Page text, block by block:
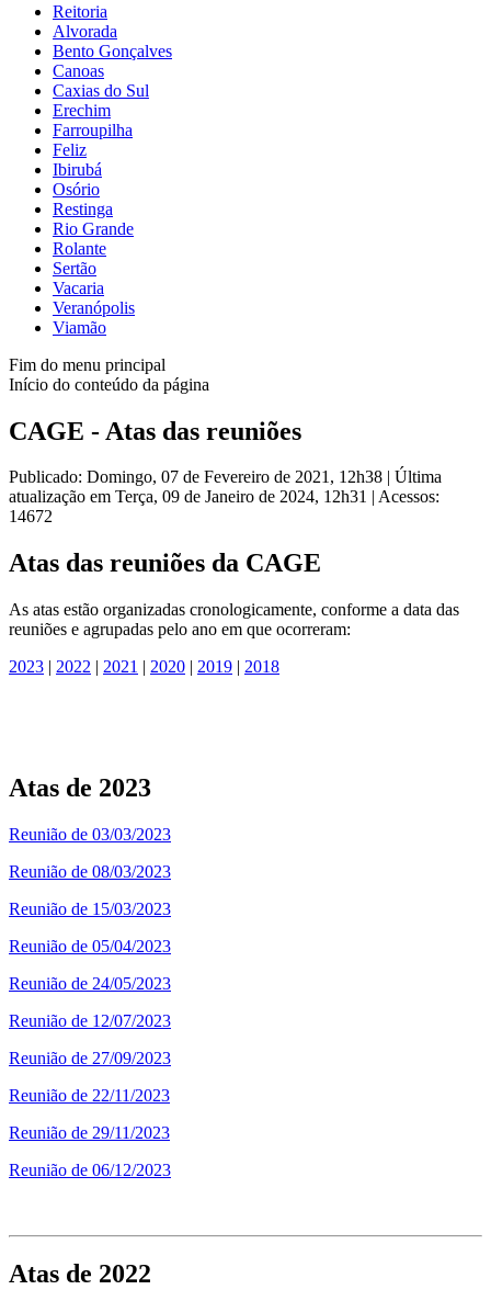
Reitoria
Alvorada
Bento Gonçalves
Canoas
Caxias do Sul
Erechim
Farroupilha
Feliz
Ibirubá
Osório
Restinga
Rio Grande
Rolante
Sertão
Vacaria
Veranópolis
Viamão
Fim do menu principal
Início do conteúdo da página
CAGE - Atas das reuniões
Publicado: Domingo, 07 de Fevereiro de 2021, 12h38 | Última
atualização em Terça, 09 de Janeiro de 2024, 12h31 | Acessos:
14672
Atas das reuniões da CAGE
As atas estão organizadas cronologicamente, conforme a data das
reuniões e agrupadas pelo ano em que ocorreram:
2023 | 2022 | 2021 | 2020 | 2019 | 2018
Atas de 2023
Reunião de 03/03/2023
Reunião de 08/03/2023
Reunião de 15/03/2023
Reunião de 05/04/2023
Reunião de 24/05/2023
Reunião de 12/07/2023
Reunião de 27/09/2023
Reunião de 22/11/2023
Reunião de 29/11/2023
Reunião de 06/12/2023
Atas de 2022